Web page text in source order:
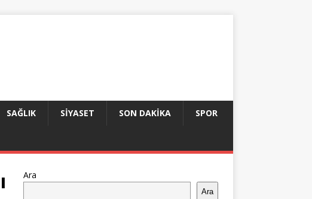
SAĞLIK SIYASET SON DAKIKA SPOR
Ara
Ara